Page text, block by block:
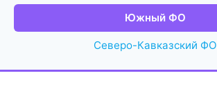
Южный ФО
Северо-Кавказский ФО